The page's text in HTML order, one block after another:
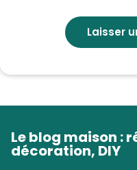
Le blog maison :
décoration, DIY